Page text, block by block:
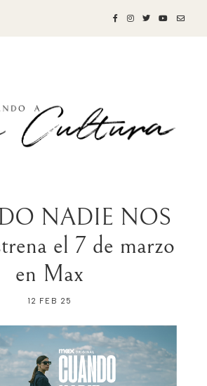
NADIE NOS
el 7 de marzo
en Max
12 FEB 25